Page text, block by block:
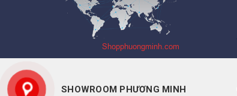
SHOWROOM PHƯƠNG MINH